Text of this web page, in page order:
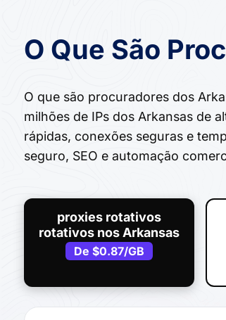
O Que São
O que são procuradores dos
milhões de IPs dos Arkansas de
rápidas, conexões seguras e
seguro, SEO e automação
proxies rotativos
rotativos nos Arkansas
De$0.87/GB